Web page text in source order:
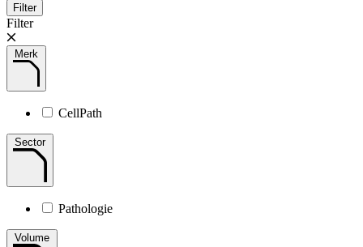
Filter
Filter
Merk
CellPath
Sector
Pathologie
Volume